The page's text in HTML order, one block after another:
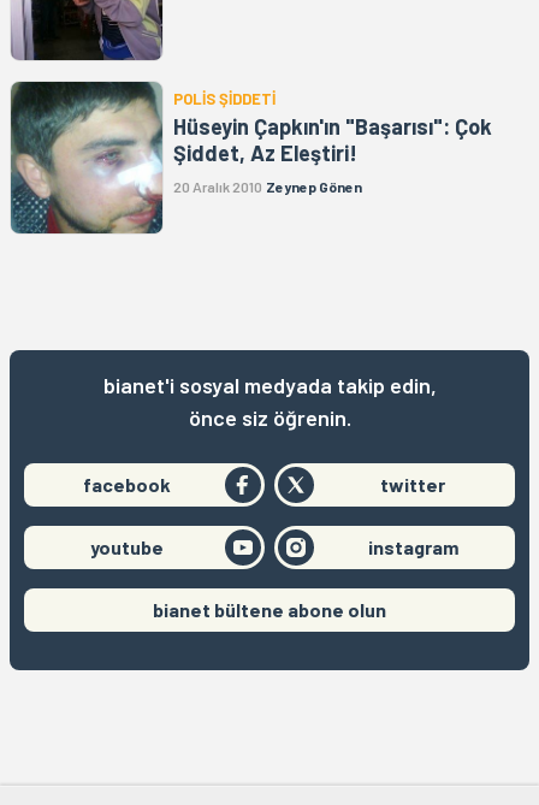
POLİS ŞİDDETİ
Hüseyin Çapkın'ın "Başarısı": Çok
Şiddet, Az Eleştiri!
20 Aralık 2010 Zeynep Gönen
bianet'i sosyal medyada takip edin,
önce siz öğrenin.
facebook twitter
youtube instagram
bianet bültene abone olun